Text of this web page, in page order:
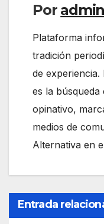
Por
Plataforma
tradición
de experiencia.
es la
opinativo,
medios de
Alternativa en
Entrada